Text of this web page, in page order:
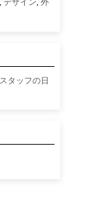
,デザイン ,外
スタッフの日